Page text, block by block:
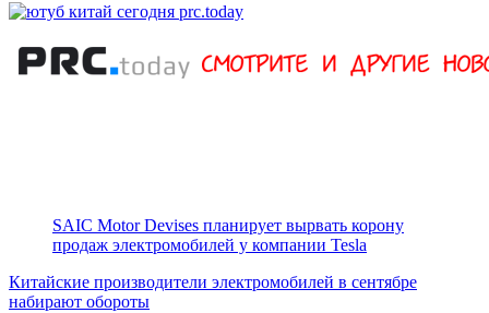
SAIC Motor Devises планирует вырвать корону
продаж электромобилей у компании Tesla
Китайские производители электромобилей в сентябре
набирают обороты